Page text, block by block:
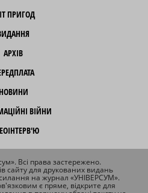
ПРИГОД
АРХІВ
ВІЙНИ
Всі права застережено.
сайту для друкованих видань
на журнал «УНІВЕРСУМ».
є пряме, відкрите для